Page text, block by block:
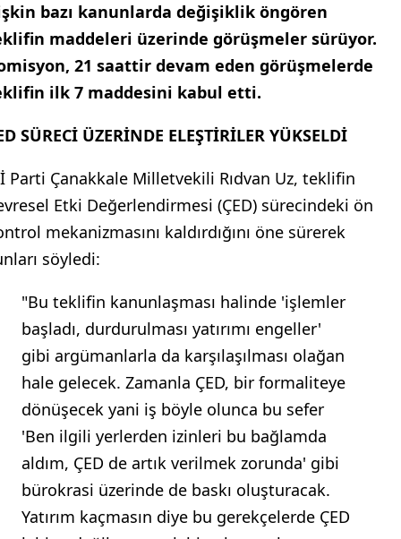
bazı kanunlarda değişiklik öngören
maddeleri üzerinde görüşmeler sürüyor.
21 saattir devam eden görüşmelerde
ilk 7 maddesini kabul etti.
SÜRECİ ÜZERİNDE ELEŞTİRİLER YÜKSELDİ
Parti Çanakkale Milletvekili Rıdvan Uz, teklifin
Etki Değerlendirmesi (ÇED) sürecindeki ön
mekanizmasını kaldırdığını öne sürerek
söyledi:
"Bu teklifin kanunlaşması halinde 'işlemler
başladı, durdurulması yatırımı engeller'
gibi argümanlarla da karşılaşılması olağan
hale gelecek. Zamanla ÇED, bir formaliteye
dönüşecek yani iş böyle olunca bu sefer
'Ben ilgili yerlerden izinleri bu bağlamda
aldım, ÇED de artık verilmek zorunda' gibi
bürokrasi üzerinde de baskı oluşturacak.
Yatırım kaçmasın diye bu gerekçelerde ÇED